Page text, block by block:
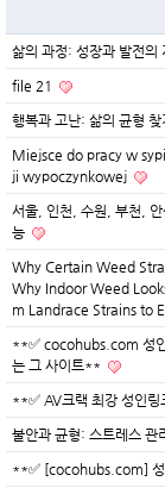
삶의 과정: 성장과 발전의
file 21
행복과 고난: 삶의 균형 찾
Miejsce do pracy w
ji wypoczynkowej
서울, 인천, 수원, 부천,
능
Why Certain Weed
Why Indoor Weed
m Landrace Strains to
**✅ cocohubs.com 성인
는 그 사이트**
**✅ AV크랙 최강 성인
불안과 균형: 스트레스 관
**✅ [cocohubs.com] 성